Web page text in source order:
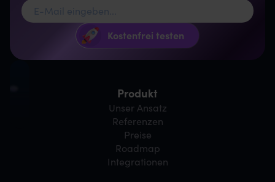
Produkt
Unser Ansatz
Referenzen
Preise
Roadmap
Integrationen